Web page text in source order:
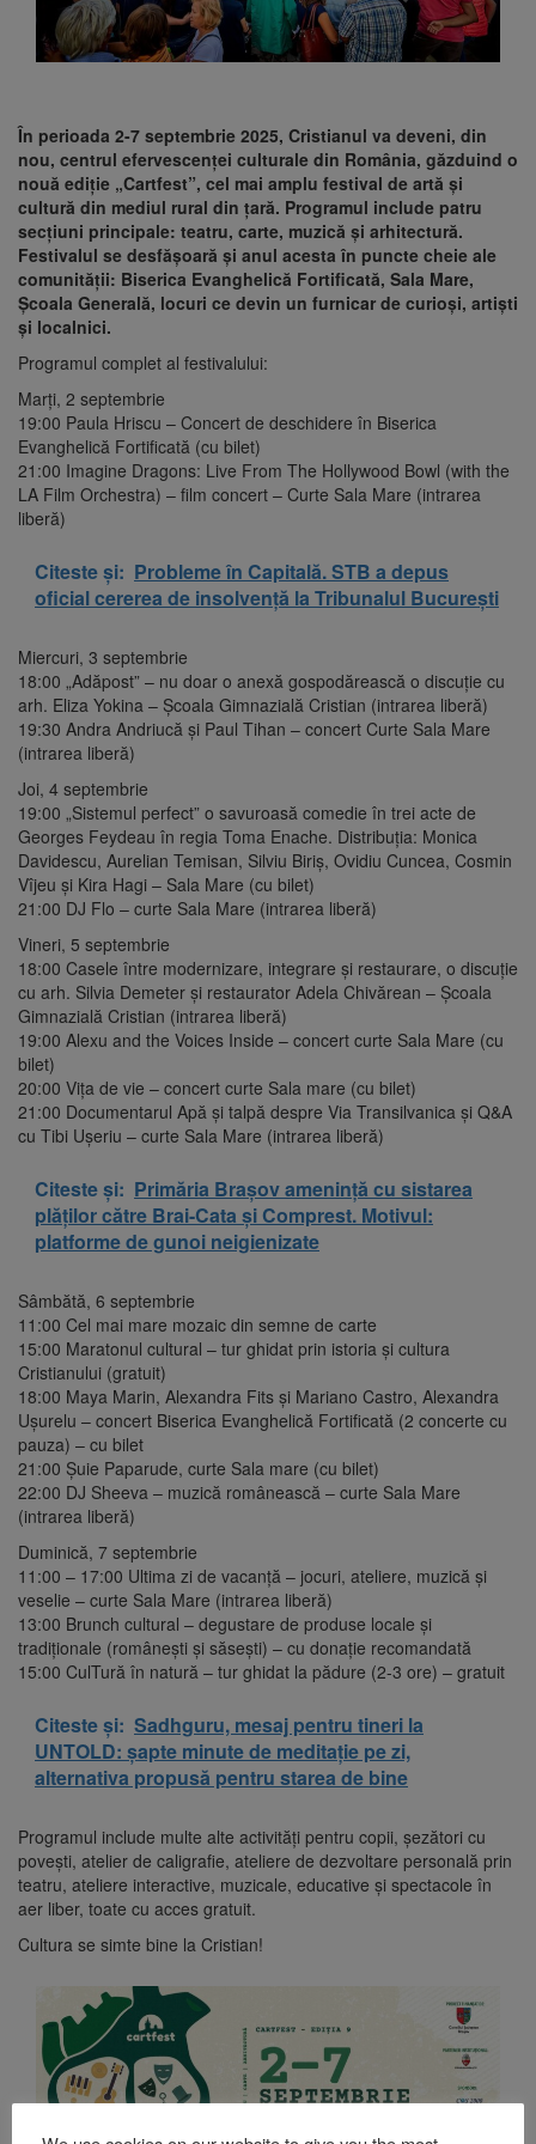
În perioada 2-7 septembrie 2025, Cristianul va deveni, din
nou, centrul efervescenței culturale din România, găzduind o
nouă ediție „Cartfest”, cel mai amplu festival de artă și
cultură din mediul rural din țară. Programul include patru
secțiuni principale: teatru, carte, muzică și arhitectură.
Festivalul se desfășoară și anul acesta în puncte cheie ale
comunității: Biserica Evanghelică Fortificată, Sala Mare,
Școala Generală, locuri ce devin un furnicar de curioși, artiști
și localnici.
Programul complet al festivalului:
Marți, 2 septembrie
19:00 Paula Hriscu – Concert de deschidere în Biserica
Evanghelică Fortificată (cu bilet)
21:00 Imagine Dragons: Live From The Hollywood Bowl (with the
LA Film Orchestra) – film concert – Curte Sala Mare (intrarea
liberă)
Citeste și: Probleme în Capitală. STB a depus
oficial cererea de insolvență la Tribunalul București
Miercuri, 3 septembrie
18:00 „Adăpost” – nu doar o anexă gospodărească o discuție cu
arh. Eliza Yokina – Școala Gimnazială Cristian (intrarea liberă)
19:30 Andra Andriucă și Paul Tihan – concert Curte Sala Mare
(intrarea liberă)
Joi, 4 septembrie
19:00 „Sistemul perfect” o savuroasă comedie în trei acte de
Georges Feydeau în regia Toma Enache. Distribuția: Monica
Davidescu, Aurelian Temisan, Silviu Biriș, Ovidiu Cuncea, Cosmin
Vîjeu și Kira Hagi – Sala Mare (cu bilet)
21:00 DJ Flo – curte Sala Mare (intrarea liberă)
Vineri, 5 septembrie
18:00 Casele între modernizare, integrare și restaurare, o discuție
cu arh. Silvia Demeter și restaurator Adela Chivărean – Școala
Gimnazială Cristian (intrarea liberă)
19:00 Alexu and the Voices Inside – concert curte Sala Mare (cu
bilet)
20:00 Vița de vie – concert curte Sala mare (cu bilet)
21:00 Documentarul Apă și talpă despre Via Transilvanica și Q&A
cu Tibi Ușeriu – curte Sala Mare (intrarea liberă)
Citeste și: Primăria Brașov amenință cu sistarea
plăților către Brai-Cata și Comprest. Motivul:
platforme de gunoi neigienizate
Sâmbătă, 6 septembrie
11:00 Cel mai mare mozaic din semne de carte
15:00 Maratonul cultural – tur ghidat prin istoria și cultura
Cristianului (gratuit)
18:00 Maya Marin, Alexandra Fits și Mariano Castro, Alexandra
Ușurelu – concert Biserica Evanghelică Fortificată (2 concerte cu
pauza) – cu bilet
21:00 Șuie Paparude, curte Sala mare (cu bilet)
22:00 DJ Sheeva – muzică românească – curte Sala Mare
(intrarea liberă)
Duminică, 7 septembrie
11:00 – 17:00 Ultima zi de vacanță – jocuri, ateliere, muzică și
veselie – curte Sala Mare (intrarea liberă)
13:00 Brunch cultural – degustare de produse locale și
tradiționale (românești și săsești) – cu donație recomandată
15:00 CulTură în natură – tur ghidat la pădure (2-3 ore) – gratuit
Citeste și: Sadhguru, mesaj pentru tineri la
UNTOLD: șapte minute de meditație pe zi,
alternativa propusă pentru starea de bine
Programul include multe alte activități pentru copii, șezători cu
povești, atelier de caligrafie, ateliere de dezvoltare personală prin
teatru, ateliere interactive, muzicale, educative și spectacole în
aer liber, toate cu acces gratuit.
Cultura se simte bine la Cristian!